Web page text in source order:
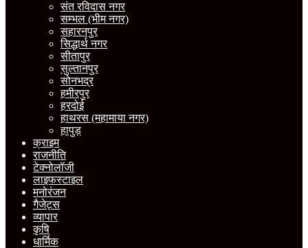
संत रविदास नगर
सम्भल (भीम नगर)
सहारनपुर
सिद्धार्थ नगर
सीतापुर
सुल्तानपुर
सोनभद्र
हमीरपुर
हरदोई
हाथरस (महामाया नगर)
हापुड़
क्राइम
राजनीति
टेक्नोलॉजी
लाइफस्टाइल
मनोरंजन
गैजेट्स
व्यापार
कृषि
धार्मिक